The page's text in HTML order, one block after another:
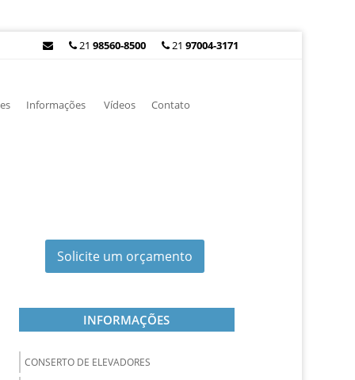
2197004-3171
2198560-8500
Informações Vídeos Contato
Solicite um orçamento
INFORMAÇÕES
CONSERTO DE ELEVADORES